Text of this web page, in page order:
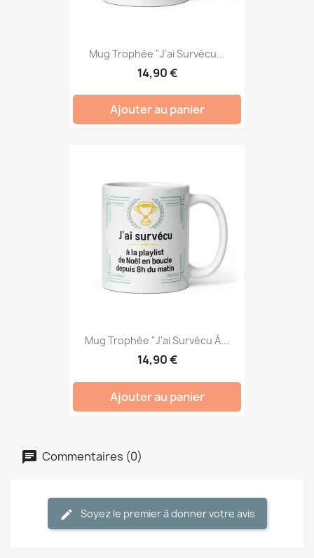
Mug Trophée "J'ai Survécu...
14,90 €
Ajouter au panier
Mug Trophée "J'ai Survécu À...
14,90 €
Ajouter au panier
Commentaires (0)
Soyez le premier à donner votre avis